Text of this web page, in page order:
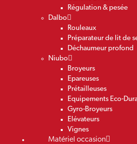
Régulation & pesée
Dalbo
Rouleaux
Préparateur de lit de
Déchaumeur profond
Niubo
Broyeurs
Epareuses
Prétailleuses
Equipements Eco-
Gyro-Broyeurs
Elévateurs
Vignes
Matériel occasion